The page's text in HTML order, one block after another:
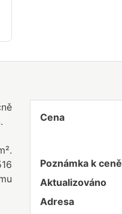
Cena
Poznámka k ceně
Aktualizováno
Adresa